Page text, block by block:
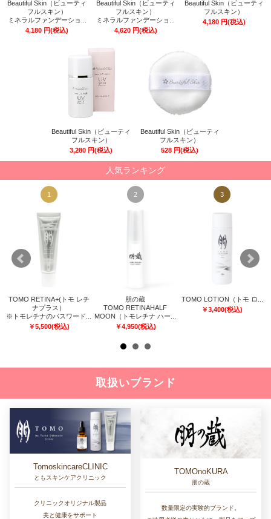
Beautiful Skin（ビューティ
フルスキン）
ミネラルファンデーショ...
4,180 円(税込)
Beautiful Skin（ビューティ
フルスキン）
ミネラルファンデーショ...
4,620円(税込)
Beautiful Skin（ビューティ
フルスキン）
4,180円(税込)
Beautiful Skin（ビューティ
フルスキン）
3,280 円(税込)
Beautiful Skin（ビューティ
フルスキン）
528 円(税込)
人気ランキング
1
TOMO RETINA+(トモ レチ
ナプラス）
※トモレチナのパスワード...
￥5,500(税込)
2
朋の蔵
TOMO RETINAHALF
MOON（トモレチナ ハー...
￥4,950(税込)
3
TOMO LOTION（トモ ロ...
￥3,400(税込)
取扱いブランド
TomoskincareCLINIC
ともスキンケアクリニック
クリニックオリジナル製品
美と健康をサポート
TOMOnoKURA
朋の蔵
数量限定の実験的ブランド。